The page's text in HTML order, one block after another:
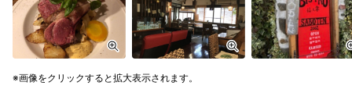
画像をクリックすると拡大表示されます。